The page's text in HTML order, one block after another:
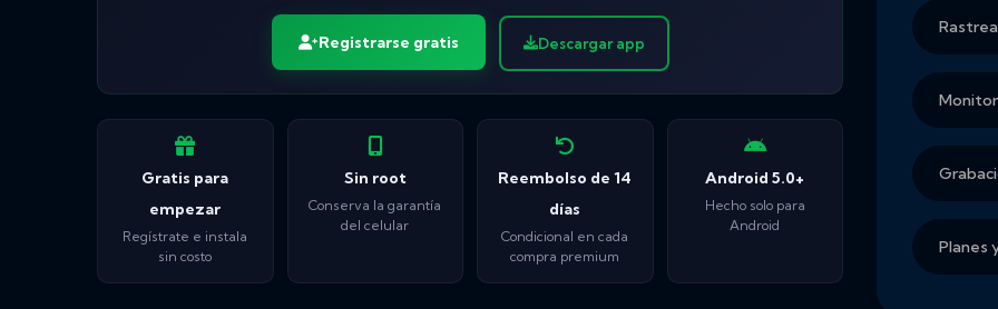
Registrarse gratis Descargar app
Gratis para
empezar
Regístrate e instala
sin costo
Sin root
Conserva la garantía
del celular
Reembolso de 14
días
Condicional en cada
compra premium
Android 5.0+
Hecho solo para
Android
Planes